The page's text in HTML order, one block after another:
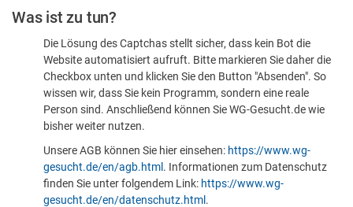
sind
Was ist zu tun?
Die Lösung des Captchas stellt sicher, dass kein Bot die
Website automatisiert aufruft. Bitte markieren Sie daher die
Checkbox unten und klicken Sie den Button "Absenden". So
wissen wir, dass Sie kein Programm, sondern eine reale
Person sind. Anschließend können Sie WG-Gesucht.de wie
bisher weiter nutzen.
Unsere AGB können Sie hier einsehen: https://www.wg-
gesucht.de/en/agb.html . Informationen zum Datenschutz
finden Sie unter folgendem Link: https://www.wg-
gesucht.de/en/datenschutz.html .